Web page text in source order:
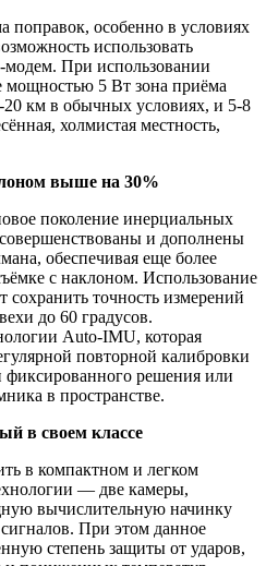
поправок, особенно в условиях
использовать
При использовании
мощностью 5 Вт зона приёма
20 км в обычных условиях, и 5-8
холмистая местность,
выше на 30%
поколение инерциальных
и дополнены
обеспечивая еще более
с наклоном. Использование
точность измерений
до 60 градусов.
Auto-IMU, которая
повторной калибровки
фиксированного решения или
в пространстве.
в своем классе
в компактном и легком
— две камеры,
вычислительную начинку
При этом данное
степень защиты от ударов,